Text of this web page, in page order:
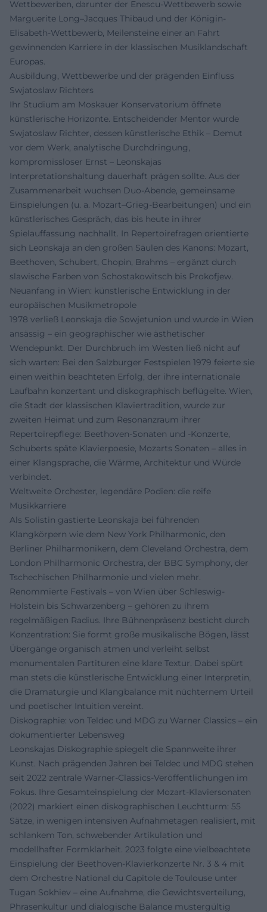
Wettbewerben, darunter der Enescu-Wettbewerb sowie
Marguerite Long–Jacques Thibaud und der Königin-
Elisabeth-Wettbewerb, Meilensteine einer an Fahrt
gewinnenden Karriere in der klassischen Musiklandschaft
Europas.
Ausbildung, Wettbewerbe und der prägenden Einfluss
Swjatoslaw Richters
Ihr Studium am Moskauer Konservatorium öffnete
künstlerische Horizonte. Entscheidender Mentor wurde
Swjatoslaw Richter, dessen künstlerische Ethik – Demut
vor dem Werk, analytische Durchdringung,
kompromissloser Ernst – Leonskajas
Interpretationshaltung dauerhaft prägen sollte. Aus der
Zusammenarbeit wuchsen Duo-Abende, gemeinsame
Einspielungen (u. a. Mozart–Grieg-Bearbeitungen) und ein
künstlerisches Gespräch, das bis heute in ihrer
Spielauffassung nachhallt. In Repertoirefragen orientierte
sich Leonskaja an den großen Säulen des Kanons: Mozart,
Beethoven, Schubert, Chopin, Brahms – ergänzt durch
slawische Farben von Schostakowitsch bis Prokofjew.
Neuanfang in Wien: künstlerische Entwicklung in der
europäischen Musikmetropole
1978 verließ Leonskaja die Sowjetunion und wurde in Wien
ansässig – ein geographischer wie ästhetischer
Wendepunkt. Der Durchbruch im Westen ließ nicht auf
sich warten: Bei den Salzburger Festspielen 1979 feierte sie
einen weithin beachteten Erfolg, der ihre internationale
Laufbahn konzertant und diskographisch beflügelte. Wien,
die Stadt der klassischen Klaviertradition, wurde zur
zweiten Heimat und zum Resonanzraum ihrer
Repertoirepflege: Beethoven-Sonaten und -Konzerte,
Schuberts späte Klavierpoesie, Mozarts Sonaten – alles in
einer Klangsprache, die Wärme, Architektur und Würde
verbindet.
Weltweite Orchester, legendäre Podien: die reife
Musikkarriere
Als Solistin gastierte Leonskaja bei führenden
Klangkörpern wie dem New York Philharmonic, den
Berliner Philharmonikern, dem Cleveland Orchestra, dem
London Philharmonic Orchestra, der BBC Symphony, der
Tschechischen Philharmonie und vielen mehr.
Renommierte Festivals – von Wien über Schleswig-
Holstein bis Schwarzenberg – gehören zu ihrem
regelmäßigen Radius. Ihre Bühnenpräsenz besticht durch
Konzentration: Sie formt große musikalische Bögen, lässt
Übergänge organisch atmen und verleiht selbst
monumentalen Partituren eine klare Textur. Dabei spürt
man stets die künstlerische Entwicklung einer Interpretin,
die Dramaturgie und Klangbalance mit nüchternem Urteil
und poetischer Intuition vereint.
Diskographie: von Teldec und MDG zu Warner Classics – ein
dokumentierter Lebensweg
Leonskajas Diskographie spiegelt die Spannweite ihrer
Kunst. Nach prägenden Jahren bei Teldec und MDG stehen
seit 2022 zentrale Warner-Classics-Veröffentlichungen im
Fokus. Ihre Gesamteinspielung der Mozart-Klaviersonaten
(2022) markiert einen diskographischen Leuchtturm: 55
Sätze, in wenigen intensiven Aufnahmetagen realisiert, mit
schlankem Ton, schwebender Artikulation und
modellhafter Formklarheit. 2023 folgte eine vielbeachtete
Einspielung der Beethoven-Klavierkonzerte Nr. 3 & 4 mit
dem Orchestre National du Capitole de Toulouse unter
Tugan Sokhiev – eine Aufnahme, die Gewichtsverteilung,
Phrasenkultur und dialogische Balance mustergültig